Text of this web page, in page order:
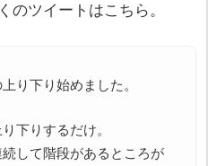
のツイートはこちら。
り下り始めました。
下りするだけ。
して階段があるところが